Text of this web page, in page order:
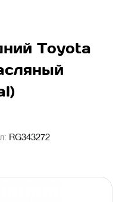
Toyota
RG343272